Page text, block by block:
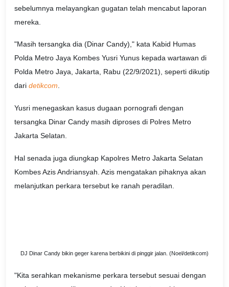
sebelumnya melayangkan gugatan telah mencabut laporan
mereka.
"Masih tersangka dia (Dinar Candy)," kata Kabid Humas
Polda Metro Jaya Kombes Yusri Yunus kepada wartawan di
Polda Metro Jaya, Jakarta, Rabu (22/9/2021), seperti dikutip
dari detikcom.
Yusri menegaskan kasus dugaan pornografi dengan
tersangka Dinar Candy masih diproses di Polres Metro
Jakarta Selatan.
Hal senada juga diungkap Kapolres Metro Jakarta Selatan
Kombes Azis Andriansyah. Azis mengatakan pihaknya akan
melanjutkan perkara tersebut ke ranah peradilan.
DJ Dinar Candy bikin geger karena berbikini di pinggir jalan. (Noel/detikcom)
"Kita serahkan mekanisme perkara tersebut sesuai dengan